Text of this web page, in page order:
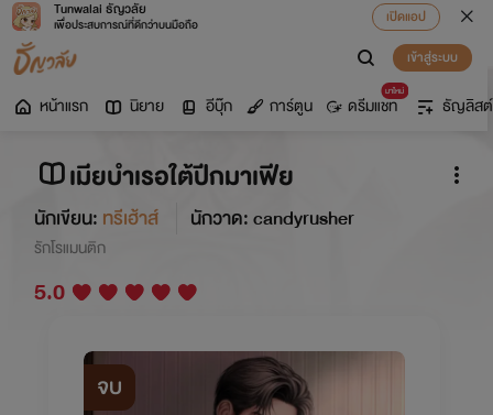
Tunwalai ธัญวลัย
เพื่อประสบการณ์ที่ดีกว่าบนมือถือ
เปิดแอป
เข้าสู่ระบบ
หน้าแรก นิยาย อีบุ๊ก การ์ตูน
มาใหม่
ดรีมแชท ธัญลิสต์
เมียบำเรอใต้ปีกมาเฟีย
นักเขียน: ทรีเฮ้าส์ นักวาด: candyrusher
รักโรแมนติก
5.0
จบ